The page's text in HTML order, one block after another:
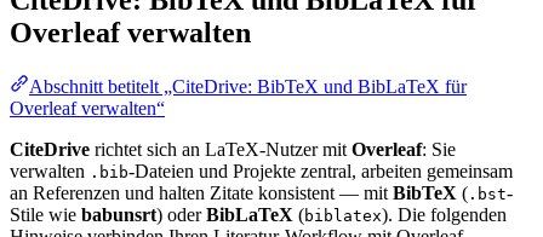
Overleaf verwalten
Abschnitt betitelt „CiteDrive: BibTeX und BibLaTeX für
Overleaf verwalten“
CiteDrive richtet sich an LaTeX-Nutzer mit Overleaf: Sie
verwalten .bib-Dateien und Projekte zentral, arbeiten gemeinsam
an Referenzen und halten Zitate konsistent — mit BibTeX ( .bst-
Stile wie babunsrt) oderBibLaTeX (biblatex). Die folgenden